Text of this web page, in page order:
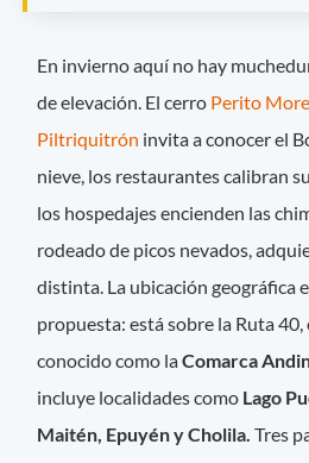
En invierno aquí no hay
de elevación. El cerro Perito
Piltriquitrón invita a conocer el
nieve, los restaurantes calibran
los hospedajes encienden las
rodeado de picos nevados,
distinta. La ubicación geográfica
propuesta: está sobre la Ruta
conocido como laComarca
incluye localidades como Lago
Maitén, Epuyén y Cholila. Tres